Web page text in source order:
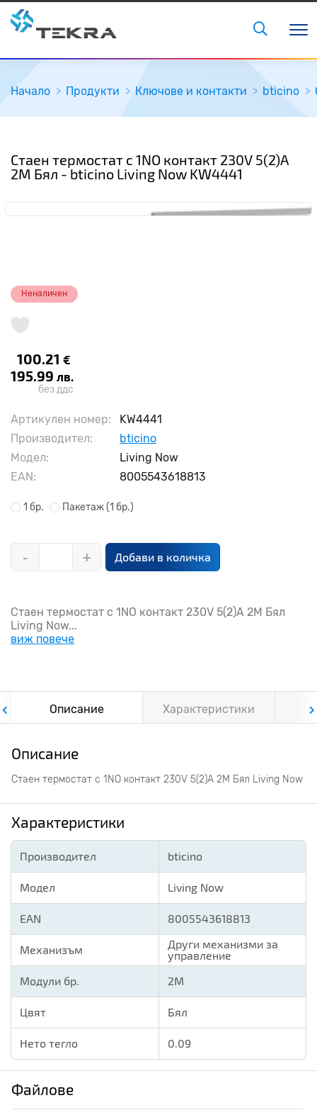
Начало Продукти Ключове и контакти bticino
Стаен термостат с 1NO контакт 230V 5(2)А
2M Бял - bticino Living Now KW4441
Неналичен
100.21 €
195.99 лв.
без ддс
Артикулен номер:
KW4441
Производител:
bticino
Модел:
Living Now
EAN:
8005543618813
1 бр. Пакетаж(1 бр.)
- + Добави в количка
Стаен термостат с 1NO контакт 230V 5(2)А 2M Бял
Living Now...
виж повече
Описание Характеристики
Описание
Стаен термостат с 1NO контакт 230V 5(2)А 2M Бял Living Now
Характеристики
Производител bticino
Модел Living Now
EAN 8005543618813
Механизъм
Други механизми за
управление
Модули бр.
2M
Цвят Бял
Нето тегло 0.09
Файлове